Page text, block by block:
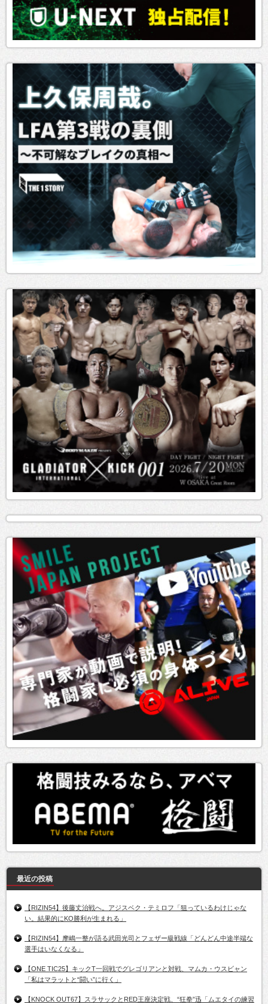
最近の投稿
【RIZIN54】後藤丈治戦へ。アジスベク・テミロフ「狙っているわけじゃな
い。結果的にKO勝利が生まれる」
【RIZIN54】摩嶋一整が語る武田光司とフェザー級戦線「どんどん中途半端な
選手はいなくなる」
【ONE TIC25】キックT一回戦でグレゴリアンと対戦、マムカ・ウスビャン
「私はマラットと“闘い”に行く」
【KNOCK OUT67】スラサックとRED王座決定戦、“狂拳”迅「ムエタイの練習